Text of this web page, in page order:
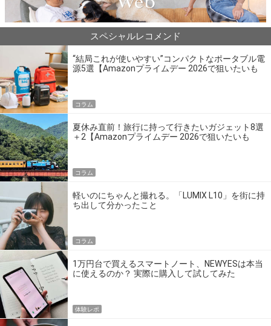
スペシャルレコメンド
“結局これが使いやすい”コンパクトなポータブル電
源5選【Amazonプライムデー 2026で狙いたいも
コラム
夏休み直前！旅行に持って行きたいガジェット8選
＋2【Amazonプライムデー 2026で狙いたいも
コラム
軽いのにちゃんと撮れる。「LUMIX L10」を街に持
ち出して分かったこと
コラム
1万円台で買えるスマートノート、NEWYESは本当
に使えるのか？ 実際に購入して試してみた
体験レポ